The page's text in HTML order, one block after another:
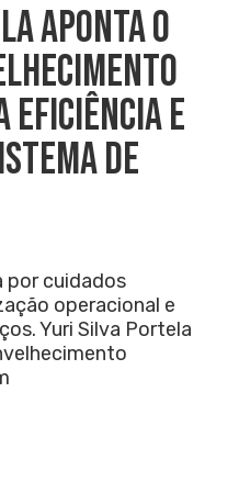
APONTA O
EFICIÊNCIA E
DE
por cuidados
operacional e
Yuri Silva Portela